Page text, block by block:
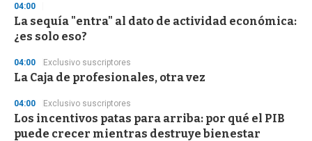
04:00
La sequía "entra" al dato de actividad económica:
¿es solo eso?
04:00 Exclusivo suscriptores
La Caja de profesionales, otra vez
04:00 Exclusivo suscriptores
Los incentivos patas para arriba: por qué el PIB
puede crecer mientras destruye bienestar